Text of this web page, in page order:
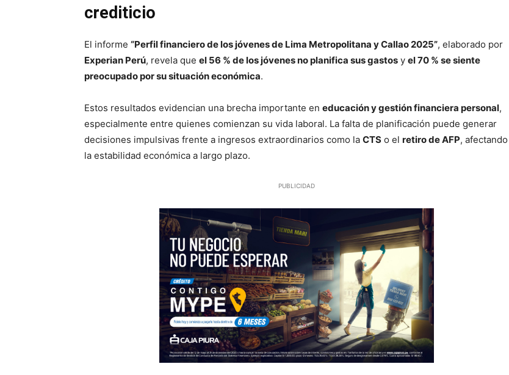
crediticio
El informe “Perfil financiero de los jóvenes de Lima Metropolitana y Callao 2025”, elaborado por
Experian Perú, revela que el 56 % de los jóvenes no planifica sus gastos y el 70 % se siente
preocupado por su situación económica.
Estos resultados evidencian una brecha importante en educación y gestión financiera personal,
especialmente entre quienes comienzan su vida laboral. La falta de planificación puede generar
decisiones impulsivas frente a ingresos extraordinarios como la CTS o el retiro de AFP, afectando
la estabilidad económica a largo plazo.
PUBLICIDAD